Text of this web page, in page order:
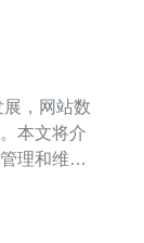
本文将介
理和维护
备份数据